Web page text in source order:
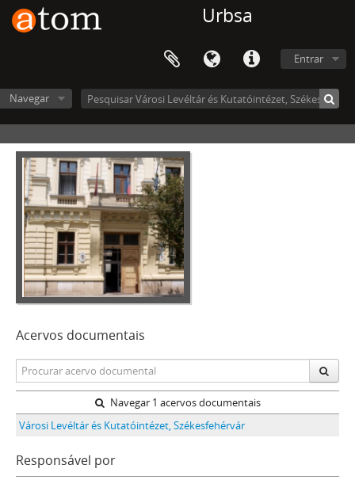
Urbsa
Entrar
Navegar
Acervos documentais
Navegar 1 acervos documentais
Városi Levéltár és Kutatóintézet, Székesfehérvár
Responsável por